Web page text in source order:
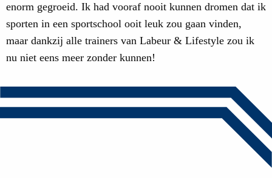
enorm gegroeid. Ik had vooraf nooit kunnen dromen dat ik
sporten in een sportschool ooit leuk zou gaan vinden,
maar dankzij alle trainers van Labeur & Lifestyle zou ik
nu niet eens meer zonder kunnen!